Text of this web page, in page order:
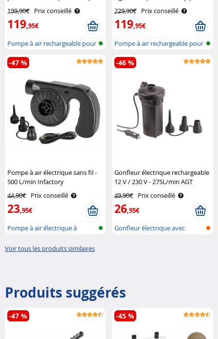
199,90€ Prix conseillé
119,95€
Pompe à air rechargeable pour
planc..
229,90€ Prix conseillé
119,95€
Pompe à air rechargeable pour
les p..
Pompe à air électrique sans fil -
500 L/min Infactory
44,90€ Prix conseillé
23,95€
-47 %
Pompe à air électrique à
Gonfleur électrique rechargeable
12 V / 230 V - 275L/min AGT
49,90€ Prix conseillé
26,95€
-46 %
Gonfleur électrique avec
Voir tous les produits similaires
Produits suggérés
-47 % -45 %